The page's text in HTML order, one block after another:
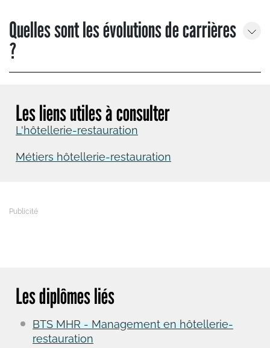
Quelles sont les évolutions de carrières
?
Les liens utiles à consulter
L'hôtellerie-restauration
Métiers hôtellerie-restauration
Les diplômes liés
BTS MHR - Management en hôtellerie-
restauration